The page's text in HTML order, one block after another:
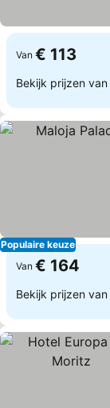
Van € 113
Bekijk prijzen van
Populaire keuze
Van € 164
Bekijk prijzen van